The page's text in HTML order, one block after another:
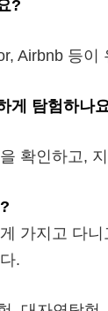
?
Airbnb 등이
게 탐험하나
확인하고,
가지고 다
.